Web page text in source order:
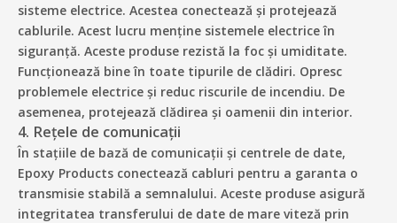
sisteme electrice. Acestea conectează și protejează
cablurile. Acest lucru menține sistemele electrice în
siguranță. Aceste produse rezistă la foc și umiditate.
Funcționează bine în toate tipurile de clădiri. Opresc
problemele electrice și reduc riscurile de incendiu. De
asemenea, protejează clădirea și oamenii din interior.
4. Rețele de comunicații
În stațiile de bază de comunicații și centrele de date,
Epoxy Products conectează cabluri pentru a garanta o
transmisie stabilă a semnalului. Aceste produse asigură
integritatea transferului de date de mare viteză prin